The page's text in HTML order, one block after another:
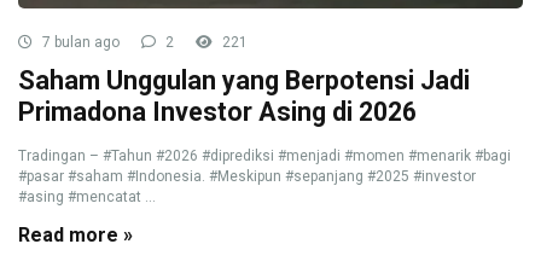
7 bulan ago 2 221
Saham Unggulan yang Berpotensi Jadi
Primadona Investor Asing di 2026
Tradingan – #Tahun #2026 #diprediksi #menjadi #momen #menarik #bagi
#pasar #saham #Indonesia. #Meskipun #sepanjang #2025 #investor
#asing #mencatat ...
Read more »